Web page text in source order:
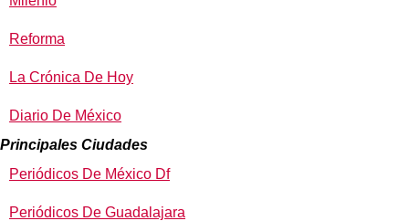
Reforma
La Crónica De Hoy
Diario De México
Principales Ciudades
Periódicos De México Df
Periódicos De Guadalajara